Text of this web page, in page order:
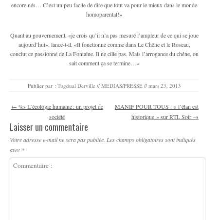
encore nés… C’est un peu facile de dire que tout va pour le mieux dans le monde
homoparental!»
Quant au gouvernement, «je crois qu’il n’a pas mesuré l’ampleur de ce qui se joue
aujourd’hui», lance-t-il. «Il fonctionne comme dans Le Chêne et le Roseau,
conclut ce passionné de La Fontaine. Il ne cille pas. Mais l’arrogance du chêne, on
sait comment ça se termine…»
Publier par : Tugdual Derville // MEDIAS/PRESSE // mars 23, 2013
Navigation des articles
← %s L’écologie humaine : un projet de
société
MANIF POUR TOUS : « l’élan est
historique » sur RTL Soir →
Laisser un commentaire
Votre adresse e-mail ne sera pas publiée. Les champs obligatoires sont indiqués
avec *